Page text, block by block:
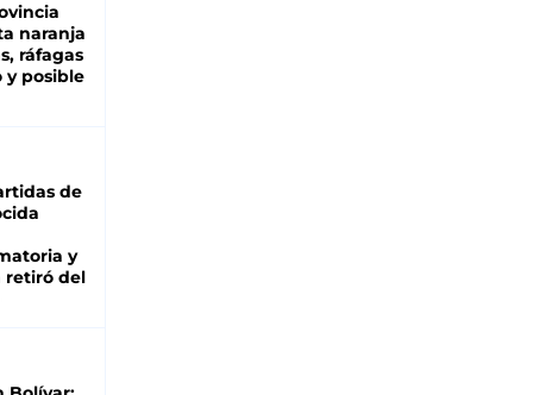
naranja
ráfagas
y posible
de
y
retiró del